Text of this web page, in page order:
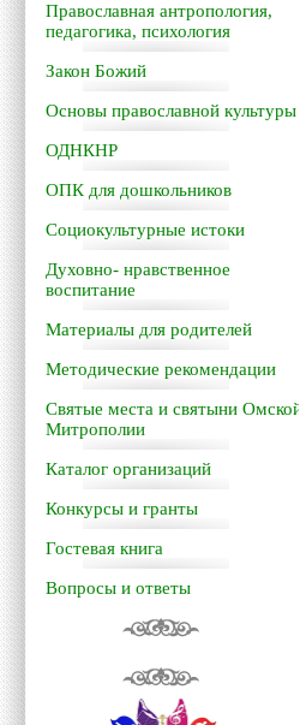
Православная антропология,
педагогика, психология
Закон Божий
Основы православной культуры
ОДНКНР
ОПК для дошкольников
Социокультурные истоки
Духовно- нравственное
воспитание
Материалы для родителей
Методические рекомендации
Святые места и святыни Омской
Митрополии
Каталог организаций
Конкурсы и гранты
Гостевая книга
Вопросы и ответы